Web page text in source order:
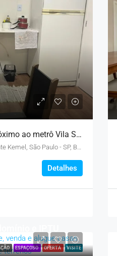
Apartamento mobiliado próximo ao metrô Vila Sônia
Rua Dias Vieira, 410 - Jardim Monte Kemel, São Paulo - SP, Brasil
Detalhes
ESPAÇOSO OFERTA VISITE